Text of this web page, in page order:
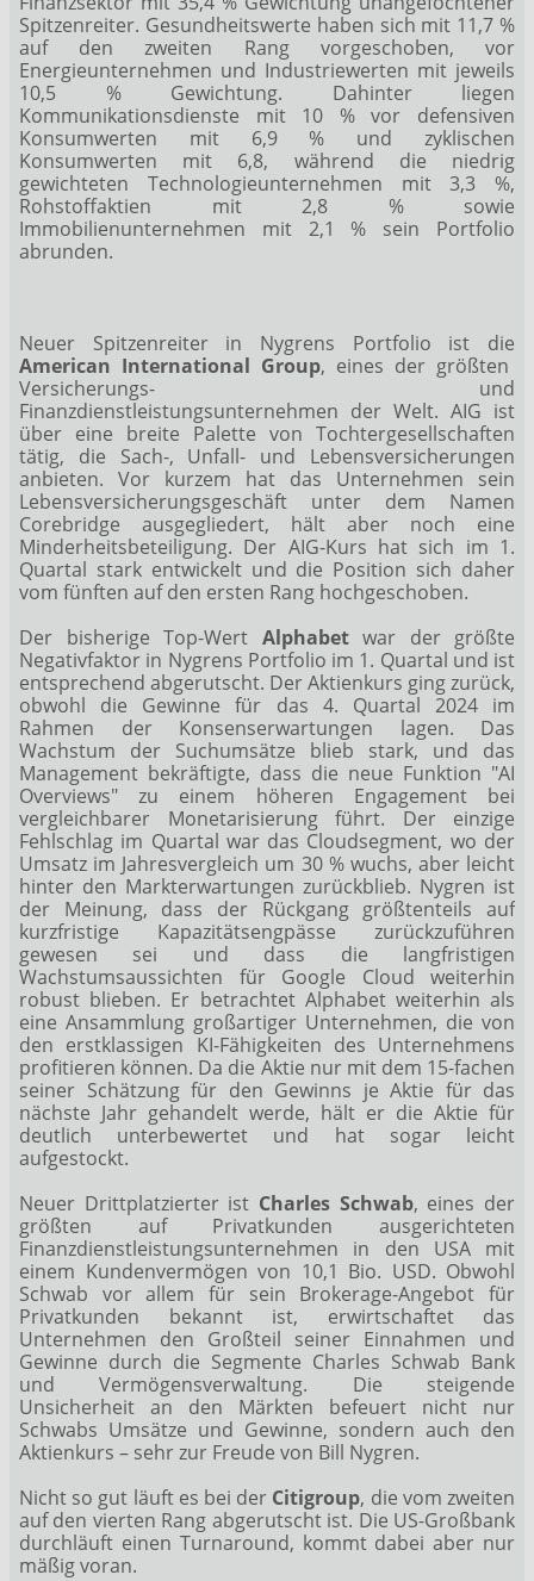
Spitzenreiter. Gesundheitswerte haben sich mit 11,7 %
auf den zweiten Rang vorgeschoben, vor
Energieunternehmen und Industriewerten mit jeweils
10,5 % Gewichtung. Dahinter liegen
Kommunikationsdienste mit 10 % vor defensiven
Konsumwerten mit 6,9 % und zyklischen
Konsumwerten mit 6,8, während die niedrig
gewichteten Technologieunternehmen mit 3,3 %,
Rohstoffaktien mit 2,8 % sowie
Immobilienunternehmen mit 2,1 % sein Portfolio
abrunden.
Neuer Spitzenreiter in Nygrens Portfolio ist die
American International Group, eines der größten
Versicherungs- und
Finanzdienstleistungsunternehmen der Welt. AIG ist
über eine breite Palette von Tochtergesellschaften
tätig, die Sach-, Unfall- und Lebensversicherungen
anbieten. Vor kurzem hat das Unternehmen sein
Lebensversicherungsgeschäft unter dem Namen
Corebridge ausgegliedert, hält aber noch eine
Minderheitsbeteiligung. Der AIG-Kurs hat sich im 1.
Quartal stark entwickelt und die Position sich daher
vom fünften auf den ersten Rang hochgeschoben.
Der bisherige Top-Wert Alphabetwar der größte
Negativfaktor in Nygrens Portfolio im 1. Quartal und ist
entsprechend abgerutscht. Der Aktienkurs ging zurück,
obwohl die Gewinne für das 4. Quartal 2024 im
Rahmen der Konsenserwartungen lagen. Das
Wachstum der Suchumsätze blieb stark, und das
Management bekräftigte, dass die neue Funktion "AI
Overviews" zu einem höheren Engagement bei
vergleichbarer Monetarisierung führt. Der einzige
Fehlschlag im Quartal war das Cloudsegment, wo der
Umsatz im Jahresvergleich um 30 % wuchs, aber leicht
hinter den Markterwartungen zurückblieb. Nygren ist
der Meinung, dass der Rückgang größtenteils auf
kurzfristige Kapazitätsengpässe zurückzuführen
gewesen sei und dass die langfristigen
Wachstumsaussichten für Google Cloud weiterhin
robust blieben. Er betrachtet Alphabet weiterhin als
eine Ansammlung großartiger Unternehmen, die von
den erstklassigen KI-Fähigkeiten des Unternehmens
profitieren können. Da die Aktie nur mit dem 15-fachen
seiner Schätzung für den Gewinns je Aktie für das
nächste Jahr gehandelt werde, hält er die Aktie für
deutlich unterbewertet und hat sogar leicht
aufgestockt.
Neuer Drittplatzierter ist Charles Schwab, eines der
größten auf Privatkunden ausgerichteten
Finanzdienstleistungsunternehmen in den USA mit
einem Kundenvermögen von 10,1 Bio. USD. Obwohl
Schwab vor allem für sein Brokerage-Angebot für
Privatkunden bekannt ist, erwirtschaftet das
Unternehmen den Großteil seiner Einnahmen und
Gewinne durch die Segmente Charles Schwab Bank
und Vermögensverwaltung. Die steigende
Unsicherheit an den Märkten befeuert nicht nur
Schwabs Umsätze und Gewinne, sondern auch den
Aktienkurs – sehr zur Freude von Bill Nygren.
Nicht so gut läuft es bei der Citigroup, die vom zweiten
auf den vierten Rang abgerutscht ist. Die US-Großbank
durchläuft einen Turnaround, kommt dabei aber nur
mäßig voran.